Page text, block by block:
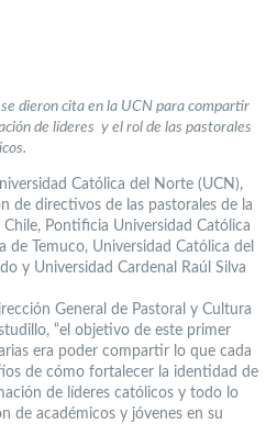
dieron cita en la UCN para compartir
de líderes y el rol de las pastorales
Católica del Norte (UCN),
de directivos de las pastorales de la
Pontificia Universidad Católica
de Temuco, Universidad Católica del
y Universidad Cardenal Raúl Silva
General de Pastoral y Cultura
“el objetivo de este primer
era poder compartir lo que cada
de cómo fortalecer la identidad de
de líderes católicos y todo lo
de académicos y jóvenes en su